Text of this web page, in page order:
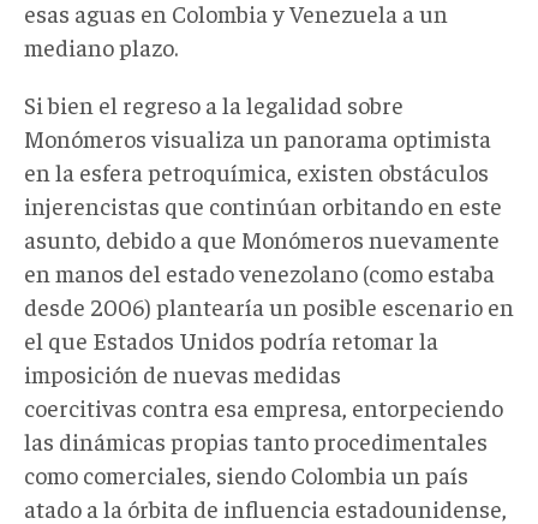
esas aguas en Colombia y Venezuela a un
mediano plazo.
Si bien el regreso a la legalidad sobre
Monómeros visualiza un panorama optimista
en la esfera petroquímica, existen obstáculos
injerencistas que continúan orbitando en este
asunto, debido a que Monómeros nuevamente
en manos del estado venezolano (como estaba
desde 2006) plantearía un posible escenario en
el que Estados Unidos podría retomar la
imposición de nuevas medidas
coercitivas contra esa empresa, entorpeciendo
las dinámicas propias tanto procedimentales
como comerciales, siendo Colombia un país
atado a la órbita de influencia estadounidense,